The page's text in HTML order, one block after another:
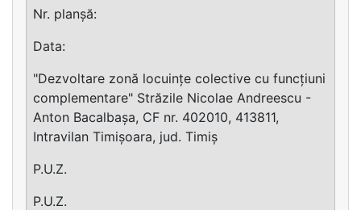
Nr. planșă:
Data:
"Dezvoltare zonă locuințe colective cu funcțiuni
complementare" Străzile Nicolae Andreescu -
Anton Bacalbașa, CF nr. 402010, 413811,
Intravilan Timișoara, jud. Timiș
P.U.Z.
P.U.Z.